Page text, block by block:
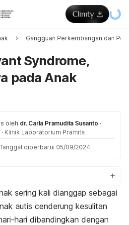
Gangguan Perkembangan dan
Syndrome,
pada Anak
oleh dr. Carla Pramudita Susanto ·
· Klinik Laboratorium Pramita
Tanggal diperbarui 05/09/2024
sering kali dianggap sebagai
autis cenderung kesulitan
hari dibandingkan dengan